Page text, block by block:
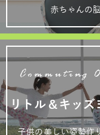
赤ちゃんの
Commuting
リトル＆キッズ
子供の美しい姿勢作